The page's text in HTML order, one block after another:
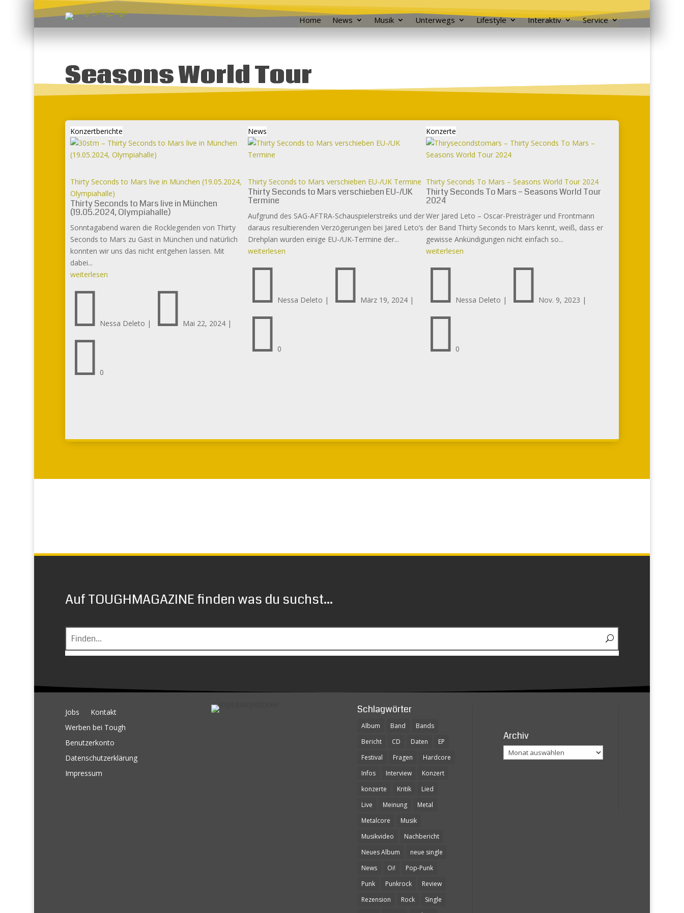
Home News Musik Unterwegs Lifestyle Interaktiv Service
Seasons World Tour
Konzertberichte
Thirty Seconds to Mars live in München (19.05.2024,
Olympiahalle)
Thirty Seconds to Mars live in München
(19.05.2024, Olympiahalle)
Sonntagabend waren die Rocklegenden von Thirty
Seconds to Mars zu Gast in München und natürlich
konnten wir uns das nicht entgehen lassen. Mit
dabei...
weiterlesen
 Nessa Deleto |  Mai 22, 2024|
 0
News
Thirty Seconds to Mars verschieben EU-/UK Termine
Thirty Seconds to Mars verschieben EU-/UK
Termine
Aufgrund des SAG-AFTRA-Schauspielerstreiks und der
daraus resultierenden Verzögerungen bei Jared Leto’s
Drehplan wurden einige EU-/UK-Termine der...
weiterlesen
 Nessa Deleto |  März 19, 2024 |
 0
Konzerte
Thirty Seconds To Mars – Seasons World Tour 2024
Thirty Seconds To Mars – Seasons World Tour
2024
Wer Jared Leto – Oscar-Preisträger und Frontmann
der Band Thirty Seconds to Mars kennt, weiß, dass er
gewisse Ankündigungen nicht einfach so...
weiterlesen
 Nessa Deleto |  Nov. 9, 2023 |
 0
Auf TOUGHMAGAZINE finden was du suchst...
Jobs
Kontakt
Werben bei Tough
Benutzerkonto
Datenschutzerklärung
Impressum
Schlagwörter
Album Band
Bands
Bericht
CD Daten
EP
Festival
Fragen
Hardcore
Infos
Interview
Konzert
konzerte
Kritik
Lied
Live
Meinung
Metal
Metalcore
Musik
Musikvideo
Nachbericht
Neues Album
neue single
News
Oi!
Pop-Punk
Punk
Punkrock
Review
Rezension
Rock
Single
Archiv
Archiv